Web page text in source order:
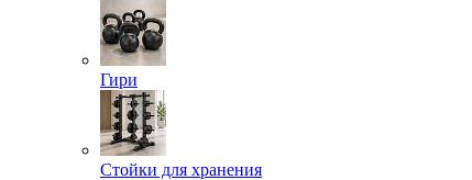
Гири
Стойки для хранения